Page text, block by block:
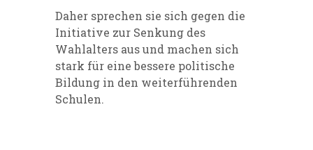
Daher sprechen sie sich gegen die
Initiative zur Senkung des
Wahlalters aus und machen sich
stark für eine bessere politische
Bildung in den weiterführenden
Schulen.